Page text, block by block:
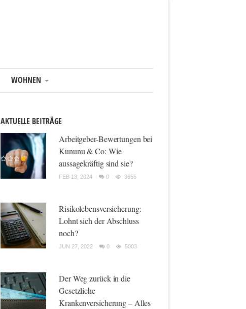
WOHNEN
AKTUELLE BEITRÄGE
Arbeitgeber-Bewertungen bei
Kununu & Co: Wie
aussagekräftig sind sie?
FEB 13, 2024 0 3655
Risikolebensversicherung:
Lohnt sich der Abschluss
noch?
JUN 27, 2022 0 5003
Der Weg zurück in die
Gesetzliche
Krankenversicherung – Alles